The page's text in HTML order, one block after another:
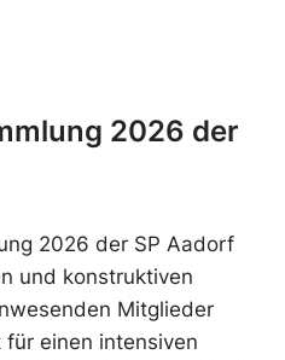
2026 der
2026 der SP Aadorf
und konstruktiven
Mitglieder
einen intensiven